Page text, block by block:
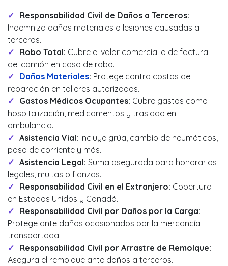
Responsabilidad Civil de Daños a Terceros:
Indemniza daños materiales o lesiones causadas a
terceros.
Robo Total: Cubre el valor comercial o de factura
del camión en caso de robo.
Daños Materiales: Protege contra costos de
reparación en talleres autorizados.
Gastos Médicos Ocupantes: Cubre gastos como
hospitalización, medicamentos y traslado en
ambulancia.
Asistencia Vial: Incluye grúa, cambio de neumáticos,
paso de corriente y más.
Asistencia Legal: Suma asegurada para honorarios
legales, multas o fianzas.
Responsabilidad Civil en el Extranjero: Cobertura
en Estados Unidos y Canadá.
Responsabilidad Civil por Daños por la Carga:
Protege ante daños ocasionados por la mercancía
transportada.
Responsabilidad Civil por Arrastre de Remolque:
Asegura el remolque ante daños a terceros.